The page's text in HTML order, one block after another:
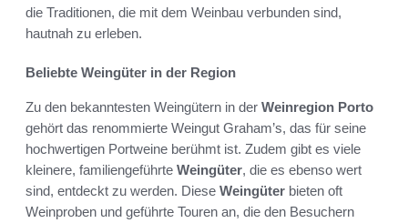
die Traditionen, die mit dem Weinbau verbunden sind,
hautnah zu erleben.
Beliebte Weingüter in der Region
Zu den bekanntesten Weingütern in der Weinregion Porto
gehört das renommierte Weingut Graham’s, das für seine
hochwertigen Portweine berühmt ist. Zudem gibt es viele
kleinere, familiengeführte Weingüter, die es ebenso wert
sind, entdeckt zu werden. Diese Weingüter bieten oft
Weinproben und geführte Touren an, die den Besuchern